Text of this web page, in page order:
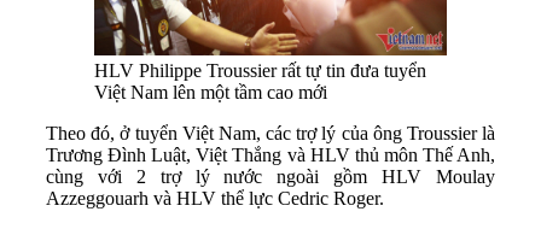
HLV Philippe Troussier rất tự tin đưa tuyển
Việt Nam lên một tầm cao mới
Theo đó, ở tuyển Việt Nam, các trợ lý của ông Troussier là
Trương Đình Luật, Việt Thắng và HLV thủ môn Thế Anh,
cùng với 2 trợ lý nước ngoài gồm HLV Moulay
Azzeggouarh và HLV thể lực Cedric Roger.